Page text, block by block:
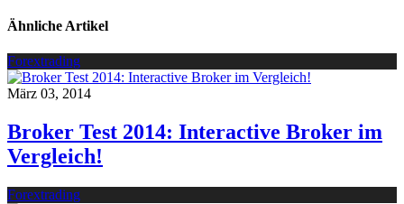
Ähnliche Artikel
Forextrading
März 03, 2014
Broker Test 2014: Interactive Broker im
Vergleich!
Forextrading